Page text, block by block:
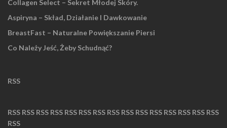
Collagen Select – Sekret Młodej Skóry.
Aspiryna – Skład, Działanie I Dawkowanie
BreastFast – Naturalne Powiększanie Piersi
Co Należy Jeść, Żeby Schudnąć?
RSS
RSS RSS RSS RSS RSS RSS RSS RSS RSS RSS RSS RSS RSS RSS RSS
RSS